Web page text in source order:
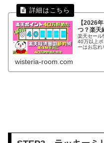
【2026
つ？楽天
楽天セール
40万以上
ーはお忘れ
wisteria-room.com